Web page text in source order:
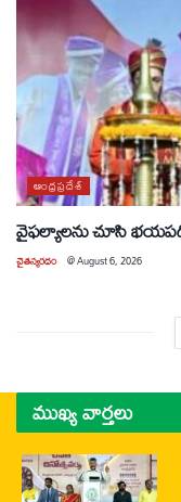
ఆంధ్రప్రదేశ్
వైఫల్యాలను చూసి
చైతన్యరధం @August 6, 2026
ముఖ్య వార్తలు